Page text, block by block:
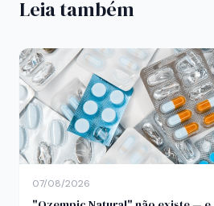
Leia também
07/08/2026